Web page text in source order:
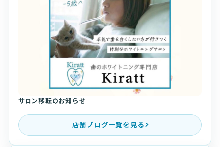
サロン移転のお知らせ
店舗ブログ一覧を見る